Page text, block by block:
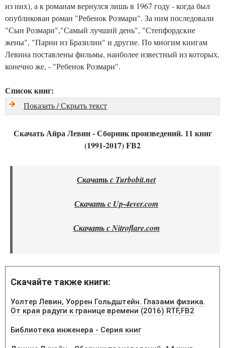
из них), а к романам вернулся лишь в 1967 году - когда был
опубликован роман "Ребенок Розмари". За ним последовали
"Сын Розмари","Самый лучший день", "Степфордские
жены", "Парни из Бразилии" и другие. По многим книгам
Левина поставлены фильмы, наиболее известный из которых,
конечно же, - "Ребенок Розмари".
Список книг:
Показать / Скрыть текст
Скачать Айра Левин - Сборник произведений. 11 книг
(1991-2017) FB2
Скачать с Turbobit.net
Скачать с Up-4ever.com
Скачать с Nitroflare.com
Скачайте также книги:
Уолтер Левин, Уоррен Гольдштейн. Глазами физика.
От края радуги к границе времени (2016) RTF,FB2
Библиотека инженера - Серия книг